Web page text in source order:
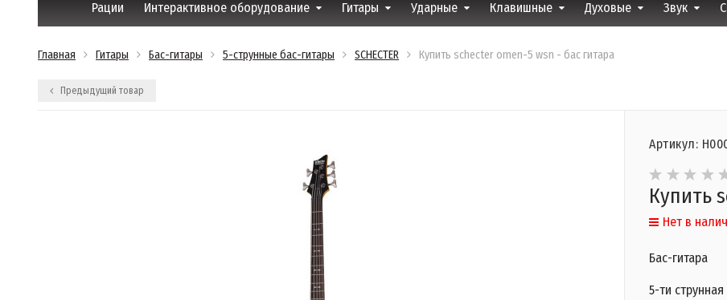
Рации Интерактивное оборудование Гитары Ударные Клавишные Духовые Звук
Главная Гитары Бас-гитары 5-струнные бас-гитары SCHECTER Купить schecter omen-5 wsn - бас гитара
Предыдущий товар
Артикул:
Купить
Нет в
Бас-гитара
5-ти струнная